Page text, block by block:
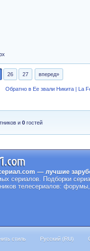
26 27 вперед»
Обратно в Ее звали Никита | La
и0 гостей
— лучшие
сериалов. Подборки
телесериалов:
стиль Русский (RU)